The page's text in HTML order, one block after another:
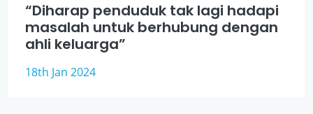
“Diharap penduduk tak lagi hadapi
masalah untuk berhubung dengan
ahli keluarga”
18th Jan 2024